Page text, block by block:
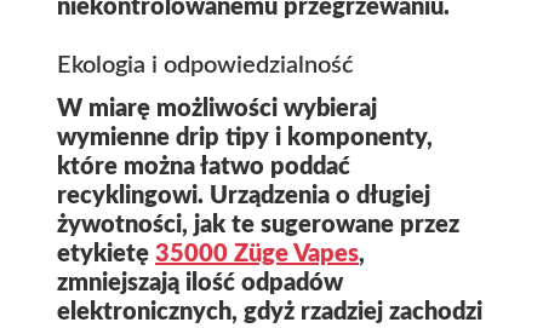
niekontrolowanemu przegrzewaniu.
Ekologia i odpowiedzialność
W miarę możliwości wybieraj
wymienne drip tipy i komponenty,
które można łatwo poddać
recyklingowi. Urządzenia o długiej
żywotności, jak te sugerowane przez
etykietę 35000 Züge Vapes,
zmniejszają ilość odpadów
elektronicznych, gdyż rzadziej zachodzi